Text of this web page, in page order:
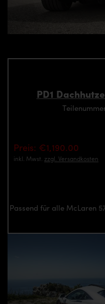
PD1
Preis: €1,190.00
inkl. Mwst. zzgl. Versandkosten
Passend für alle McLaren